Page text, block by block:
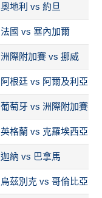
奧地利 vs 約旦
法國 vs 塞內加爾
洲際附加賽 vs 挪威
阿根廷 vs 阿爾及利亞
葡萄牙 vs 洲際附加賽1
英格蘭 vs 克羅埃西亞
迦納 vs 巴拿馬
烏茲別克 vs 哥倫比亞